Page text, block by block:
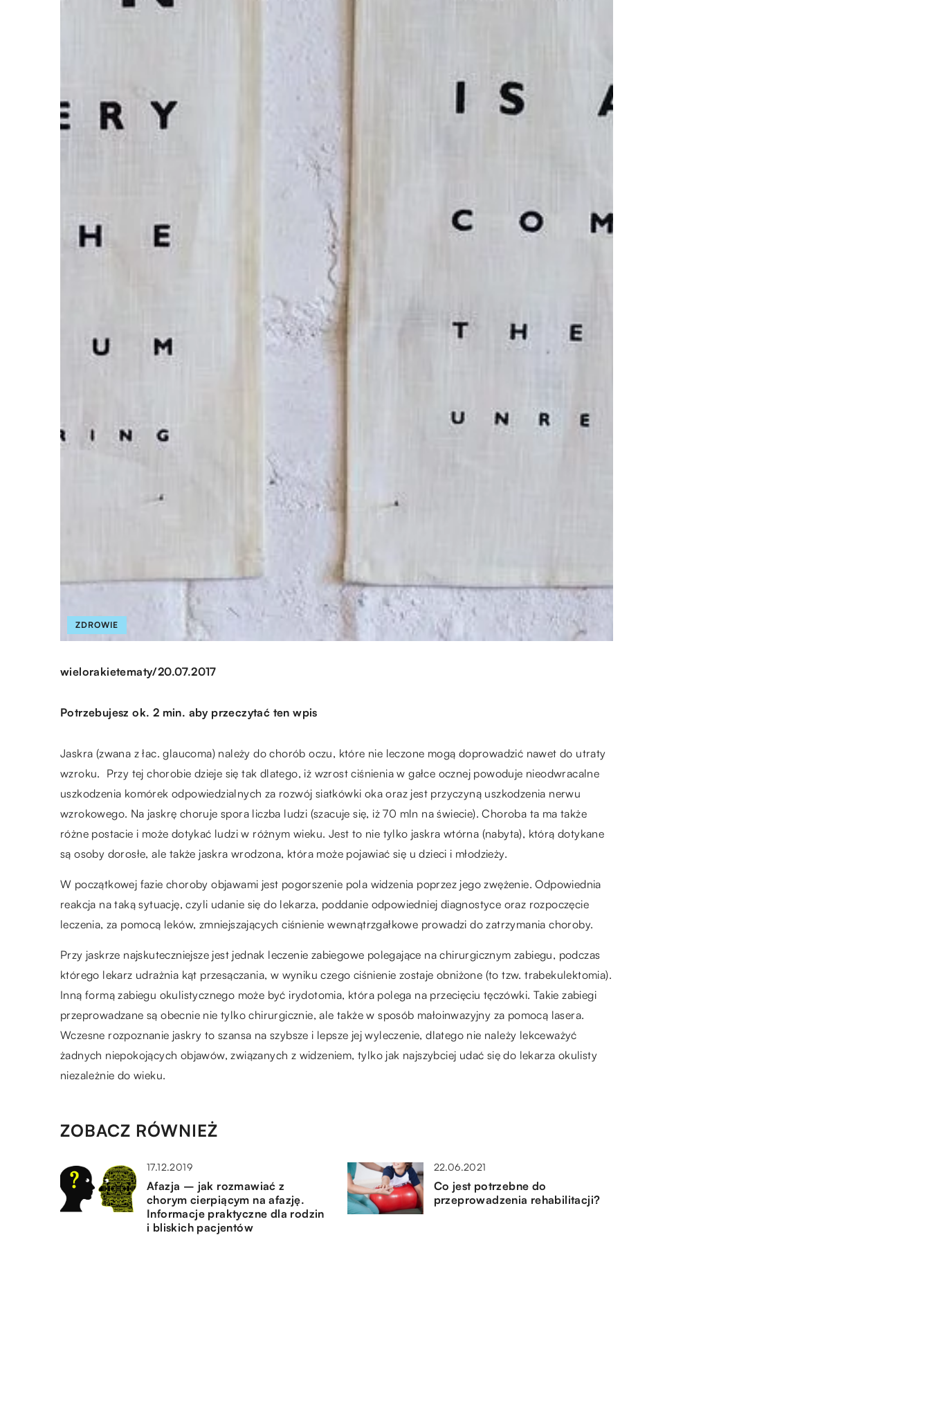
ZDROWIE
wielorakietematy/20.07.2017
Potrzebujesz ok. 2 min. aby przeczytać ten wpis
Jaskra (zwana z łac. glaucoma) należy do chorób oczu, które nie leczone mogą doprowadzić nawet do utraty
wzroku. Przy tej chorobie dzieje się tak dlatego, iż wzrost ciśnienia w gałce ocznej powoduje nieodwracalne
uszkodzenia komórek odpowiedzialnych za rozwój siatkówki oka oraz jest przyczyną uszkodzenia nerwu
wzrokowego. Na jaskrę choruje spora liczba ludzi (szacuje się, iż 70 mln na świecie). Choroba ta ma także
różne postacie i może dotykać ludzi w różnym wieku. Jest to nie tylko jaskra wtórna (nabyta), którą dotykane
są osoby dorosłe, ale także jaskra wrodzona, która może pojawiać się u dzieci i młodzieży.
W początkowej fazie choroby objawami jest pogorszenie pola widzenia poprzez jego zwężenie. Odpowiednia
reakcja na taką sytuację, czyli udanie się do lekarza, poddanie odpowiedniej diagnostyce oraz rozpoczęcie
leczenia, za pomocą leków, zmniejszających ciśnienie wewnątrzgałkowe prowadzi do zatrzymania choroby.
Przy jaskrze najskuteczniejsze jest jednak leczenie zabiegowe polegające na chirurgicznym zabiegu, podczas
którego lekarz udrażnia kąt przesączania, w wyniku czego ciśnienie zostaje obniżone (to tzw. trabekulektomia).
Inną formą zabiegu okulistycznego może być irydotomia, która polega na przecięciu tęczówki. Takie zabiegi
przeprowadzane są obecnie nie tylko chirurgicznie, ale także w sposób małoinwazyjny za pomocą lasera.
Wczesne rozpoznanie jaskry to szansa na szybsze i lepsze jej wyleczenie, dlatego nie należy lekceważyć
żadnych niepokojących objawów, związanych z widzeniem, tylko jak najszybciej udać się do lekarza okulisty
niezależnie do wieku.
ZOBACZ RÓWNIEŻ
17.12.2019
Afazja – jak rozmawiać z
chorym cierpiącym na afazję.
Informacje praktyczne dla rodzin
i bliskich pacjentów
22.06.2021
Co jest potrzebne do
przeprowadzenia rehabilitacji?